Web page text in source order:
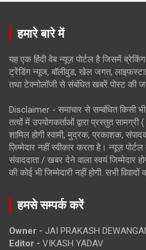
हमारे बारे में
यह एक हिंदी वेब न्यूज़ पोर्टल है जिसमें
ट्रेंडिंग न्यूज, बॉलीवुड, खेल जगत,
तथा टेक्नोलॉजी से संबंधित खबरें पोस्ट की
Disclaimer - समाचार से सम्बंधित किसी
तत्वों में उपयोगकर्ताओं द्वारा प्रस्तुत
शामिल होगी स्वामी, मुद्रक, प्रकाशक,
ज़िम्मेदार नहीं स्वीकार करता है। न्यूज़
संवाददाता / खबर देने वाला स्वयं जिम्मेदार
की कोई भी जिम्मेदारी नहीं होगी. सभी विवादों
हमसे सम्पर्क करें
Owner - JAI PRAKASH
Editor - VIKASH YADAV